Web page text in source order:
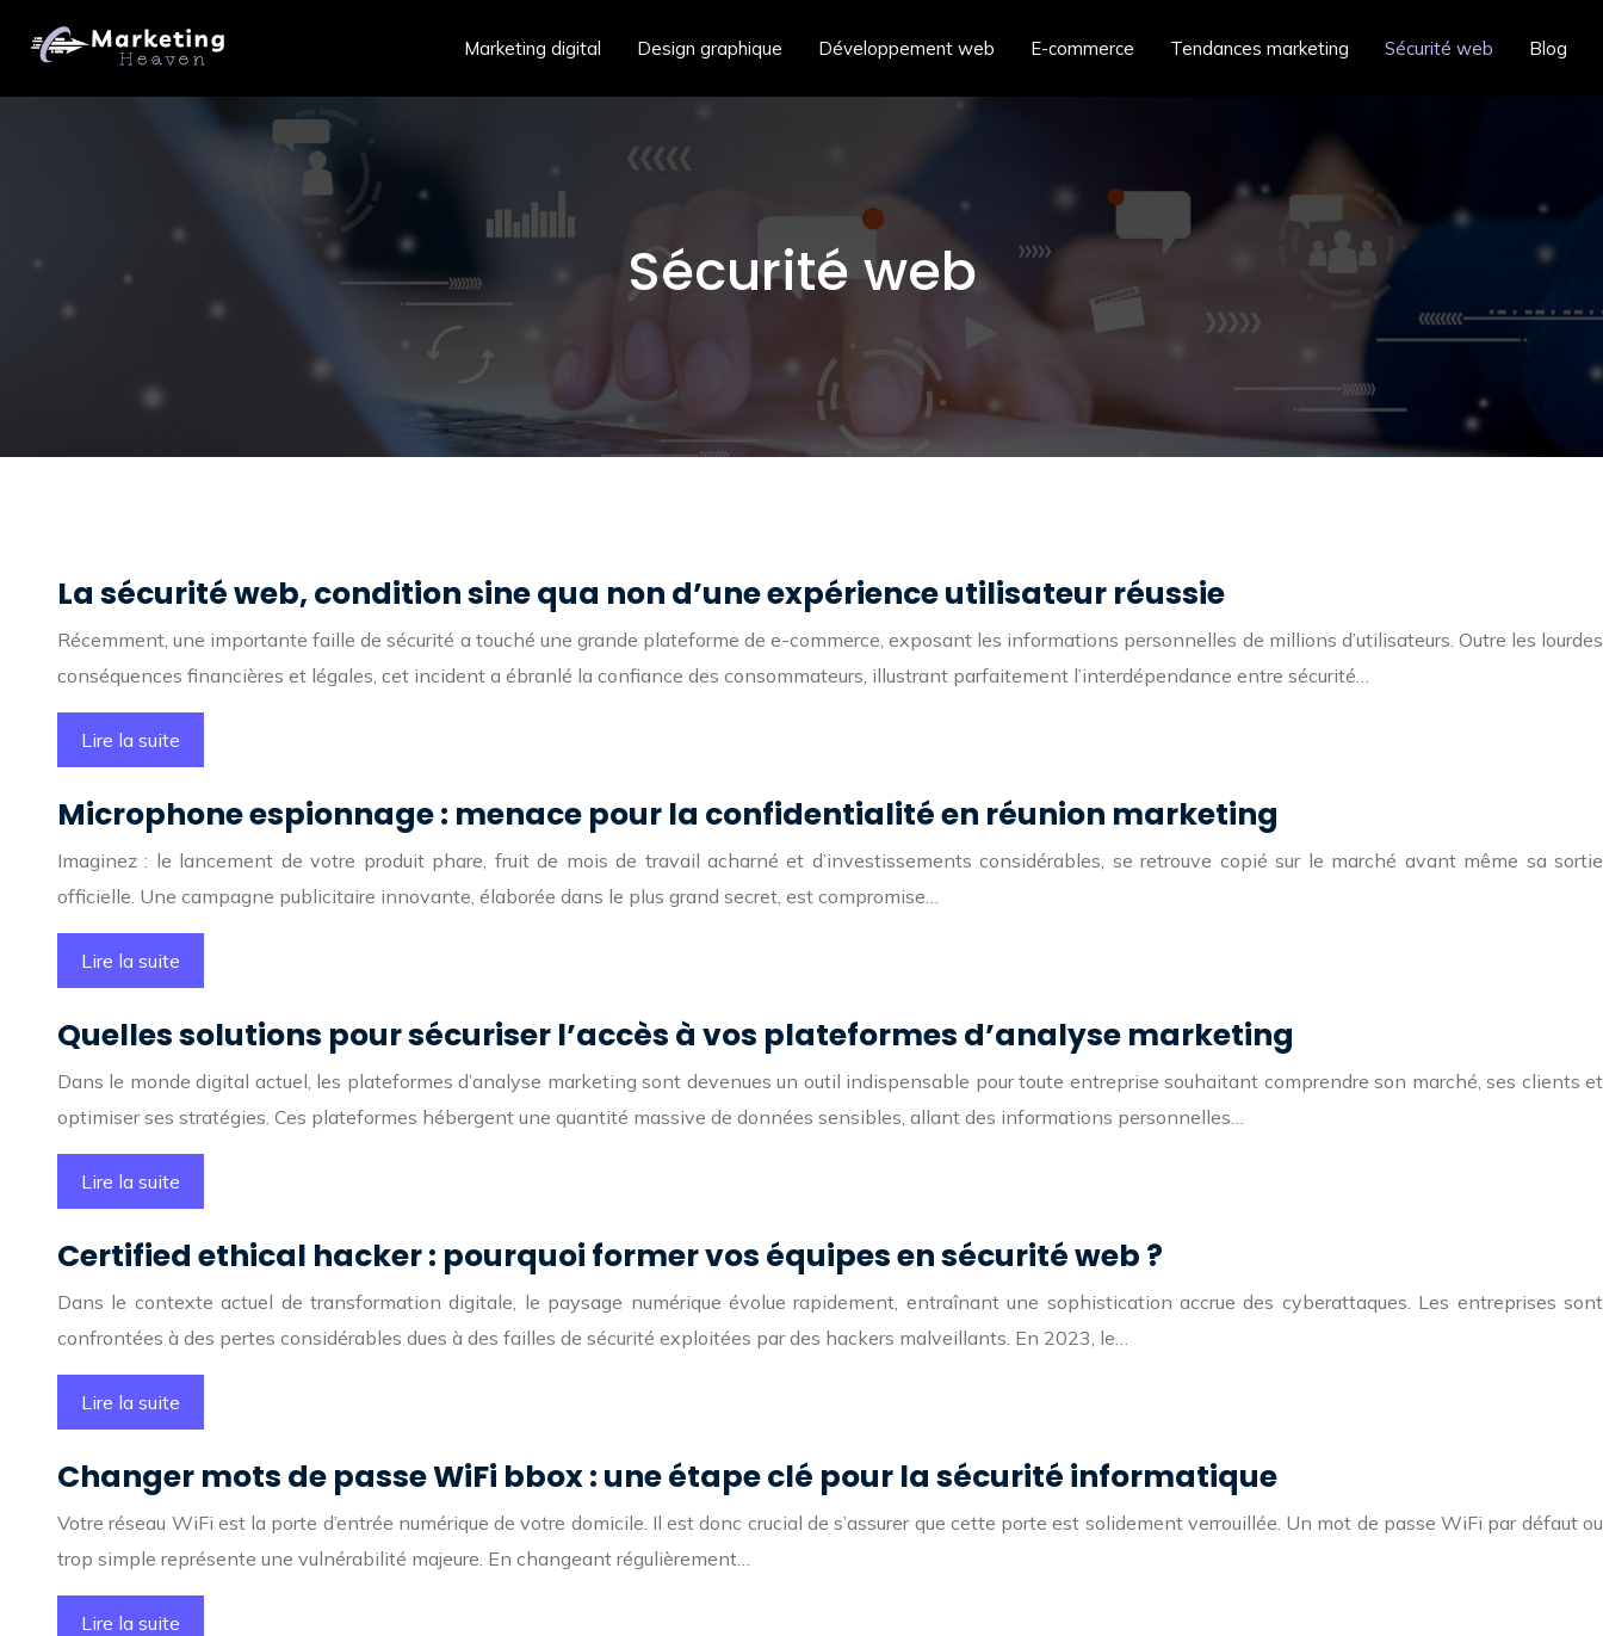
Marketing digital Design graphique Développement web E-commerce Tendances marketing Sécurité web Blog
Sécurité web
La sécurité web, condition sine qua non d’une expérience utilisateur réussie
Récemment, une importante faille de sécurité a touché une grande plateforme de e-commerce, exposant les informations personnelles de millions d’utilisateurs. Outre les lourdes
conséquences financières et légales, cet incident a ébranlé la confiance des consommateurs, illustrant parfaitement l’interdépendance entre sécurité…
Lire la suite
Microphone espionnage : menace pour la confidentialité en réunion marketing
Imaginez : le lancement de votre produit phare, fruit de mois de travail acharné et d’investissements considérables, se retrouve copié sur le marché avant même sa sortie
officielle. Une campagne publicitaire innovante, élaborée dans le plus grand secret, est compromise…
Lire la suite
Quelles solutions pour sécuriser l’accès à vos plateformes d’analyse marketing
Dans le monde digital actuel, les plateformes d’analyse marketing sont devenues un outil indispensable pour toute entreprise souhaitant comprendre son marché, ses clients et
optimiser ses stratégies. Ces plateformes hébergent une quantité massive de données sensibles, allant des informations personnelles…
Lire la suite
Certified ethical hacker : pourquoi former vos équipes en sécurité web ?
Dans le contexte actuel de transformation digitale, le paysage numérique évolue rapidement, entraînant une sophistication accrue des cyberattaques. Les entreprises sont
confrontées à des pertes considérables dues à des failles de sécurité exploitées par des hackers malveillants. En 2023, le…
Lire la suite
Changer mots de passe WiFi bbox : une étape clé pour la sécurité informatique
Votre réseau WiFi est la porte d’entrée numérique de votre domicile. Il est donc crucial de s’assurer que cette porte est solidement verrouillée. Un mot de passe WiFi par défaut ou
trop simple représente une vulnérabilité majeure. En changeant régulièrement…
Lire la suite